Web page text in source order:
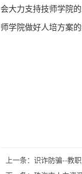
会大力支持技师学院
师学院做好人培方案的
上一条： 识诈防骗--教